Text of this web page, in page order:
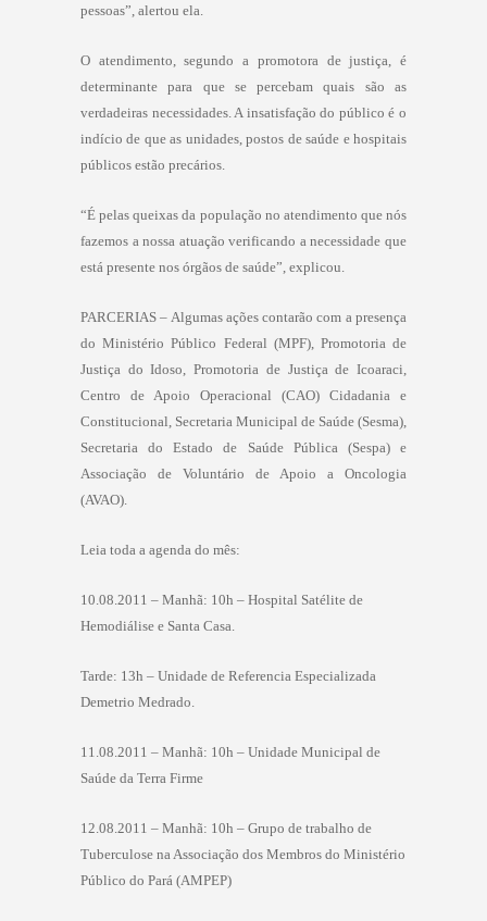
pessoas”, alertou ela.
O atendimento, segundo a promotora de justiça, é
determinante para que se percebam quais são as
verdadeiras necessidades. A insatisfação do público é o
indício de que as unidades, postos de saúde e hospitais
públicos estão precários.
“É pelas queixas da população no atendimento que nós
fazemos a nossa atuação verificando a necessidade que
está presente nos órgãos de saúde”, explicou.
PARCERIAS – Algumas ações contarão com a presença
do Ministério Público Federal (MPF), Promotoria de
Justiça do Idoso, Promotoria de Justiça de Icoaraci,
Centro de Apoio Operacional (CAO) Cidadania e
Constitucional, Secretaria Municipal de Saúde (Sesma),
Secretaria do Estado de Saúde Pública (Sespa) e
Associação de Voluntário de Apoio a Oncologia
(AVAO).
Leia toda a agenda do mês:
10.08.2011 – Manhã: 10h – Hospital Satélite de
Hemodiálise e Santa Casa.
Tarde: 13h – Unidade de Referencia Especializada
Demetrio Medrado.
11.08.2011 – Manhã: 10h – Unidade Municipal de
Saúde da Terra Firme
12.08.2011 – Manhã: 10h – Grupo de trabalho de
Tuberculose na Associação dos Membros do Ministério
Público do Pará (AMPEP)